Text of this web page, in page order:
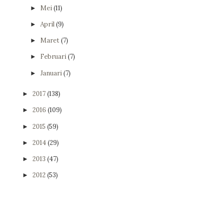
► Mei(11)
► April(9)
► Maret(7)
► Februari(7)
► Januari(7)
► 2017(138)
► 2016 (109)
► 2015 (59)
► 2014(29)
► 2013 (47)
► 2012 (53)